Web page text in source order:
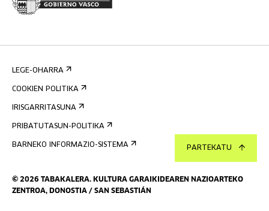
PARTEKATU
© 2026 TABAKALERA. KULTURA GARAIKIDEAREN NAZIOARTEKO
ZENTROA, DONOSTIA / SAN SEBASTIÁN
LEGE-OHARRA
COOKIEN POLITIKA
IRISGARRITASUNA
PRIBATUTASUN-POLITIKA
BARNEKO INFORMAZIO-SISTEMA